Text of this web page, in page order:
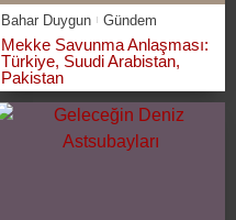
Bahar Duygun Gündem
Mekke Savunma Anlaşması:
Türkiye, Suudi Arabistan,
Pakistan